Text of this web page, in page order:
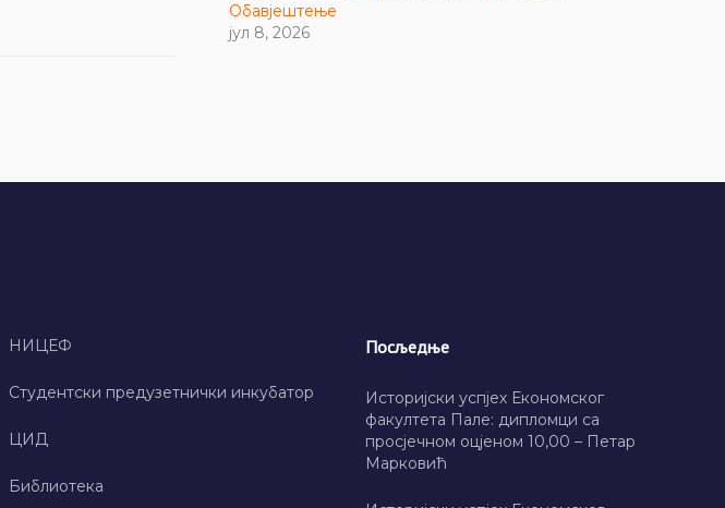
Обавјештење
јул 8, 2026
НИЦЕФ
Студентски предузетнички инкубатор
ЦИД
Библиотека
Посљедње
Историјски успјех Економског
факултета Пале: дипломци са
просјечном оцјеном 10,00 – Петар
Марковић